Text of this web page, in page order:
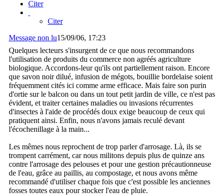
Citer
Citer
Message non lu15/09/06, 17:23
Quelques lecteurs s'insurgent de ce que nous recommandons
l'utilisation de produits du commerce non agréés agriculture
biologique. Accordons-leur qu'ils ont partiellement raison. Encore
que savon noir dilué, infusion de mégots, bouillie bordelaise soient
fréquemment cités ici comme arme efficace. Mais faire son purin
d'ortie sur le balcon ou dans un tout petit jardin de ville, ce n'est pas
évident, et traiter certaines maladies ou invasions récurrentes
d'insectes à l'aide de procédés doux exige beaucoup de ceux qui
pratiquent ainsi. Enfin, nous n'avons jamais reculé devant
l'écochenillage à la main...
Les mêmes nous reprochent de trop parler d'arrosage. Là, ils se
trompent carrément, car nous militons depuis plus de quinze ans
contre l'arrosage des pelouses et pour une gestion précautionneuse
de l'eau, grâce au paillis, au compostage, et nous avons même
recommandé d'utiliser chaque fois que c'est possible les anciennes
fosses toutes eaux pour stocker l'eau de pluie.